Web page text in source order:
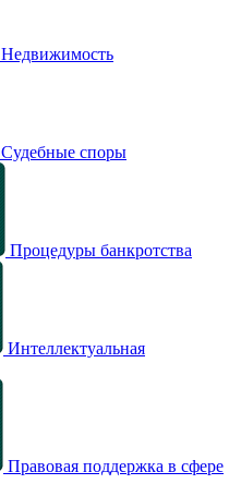
Недвижимость
Судебные споры
Процедуры банкротства
Интеллектуальная
Правовая поддержка в сфере